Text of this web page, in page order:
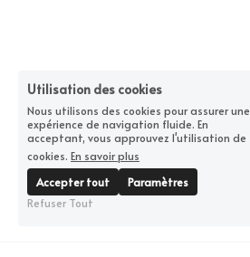
Utilisation des cookies
Nous utilisons des cookies pour assurer une
expérience de navigation fluide. En
acceptant, vous approuvez l'utilisation de
cookies. En savoir plus
Accepter tout
Paramètres
Refuser Tout